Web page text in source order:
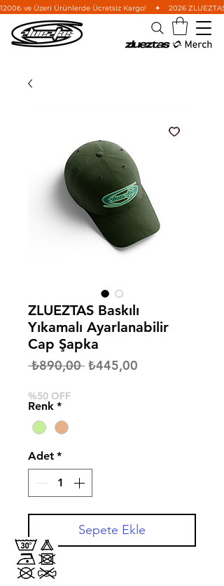
1200₺ ve Üzeri Ürünlerde Ücretsiz Kargo!    ✦    2026
ZLUEZTAS Baskılı
Yıkamalı Ayarlanabilir
Cap Şapka
₺890,00 Normal
₺445,00
%50 OFF
Renk *
Adet *
Sepete Ekle